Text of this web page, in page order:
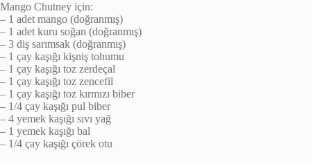
Mango Chutney için:
– 1 adet mango (doğranmış)
– 1 adet kuru soğan (doğranmış)
– 3 diş sarımsak (doğranmış)
– 1 çay kaşığı kişniş tohumu
– 1 çay kaşığı toz zerdeçal
– 1 çay kaşığı toz zencefil
– 1 çay kaşığı toz kırmızı biber
– 1/4 çay kaşığı pul biber
– 4 yemek kaşığı sıvı yağ
– 1 yemek kaşığı bal
– 1/4 çay kaşığı çörek otu